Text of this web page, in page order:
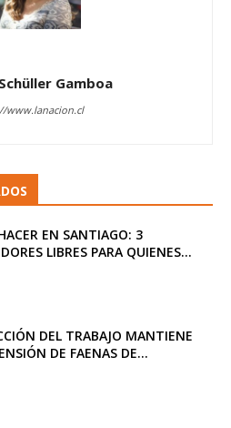
Gamboa
www.lanacion.cl
EN SANTIAGO: 3
LIBRES PARA QUIENES...
DEL TRABAJO MANTIENE
DE FAENAS DE...